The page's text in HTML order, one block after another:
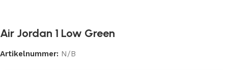
Air Jordan 1 Low Green
Artikelnummer: N/B